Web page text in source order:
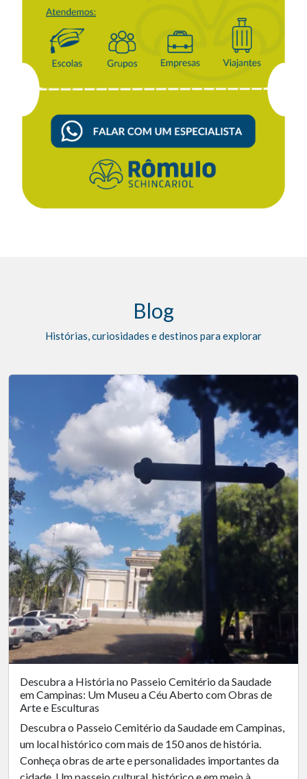
Blog
Histórias, curiosidades e destinos para explorar
Descubra a História no Passeio Cemitério da Saudade
em Campinas: Um Museu a Céu Aberto com Obras de
Arte e Esculturas
Descubra o Passeio Cemitério da Saudade em Campinas,
um local histórico com mais de 150 anos de história.
Conheça obras de arte e personalidades importantes da